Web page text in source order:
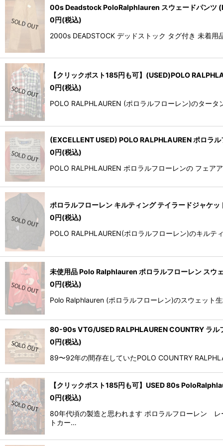
00s Deadstock PoloRalphlauren スウェードパンツ
0円(税込)
2000s DEADSTOCK デッドストック タグ付き 未着
【クリックポスト185円も可】(USED)POLO
0円(税込)
POLO RALPHLAUREN (ポロラルフローレン)のター
(EXCELLENT USED) POLO RALPHLAUREN ポロラ
0円(税込)
POLO RALPHLAUREN ポロラルフローレンの フェ
ポロラルフローレン キルティング テイラードジャケ
0円(税込)
POLO RALPHLAUREN(ポロラルフローレン)のキル
未使用品 Polo Ralphlauren ポロラルフローレン スウ
0円(税込)
Polo Ralphlauren (ポロラルフローレン)のスウェット
80-90s VTG/USED RALPHLAUREN COUNTRY ラル
0円(税込)
89〜92年の間存在していたPOLO COUNTRY
【クリックポスト185円も可】USED 80s
0円(税込)
80年代頃の製造と思われます ポロラルフローレン レ
トカー…